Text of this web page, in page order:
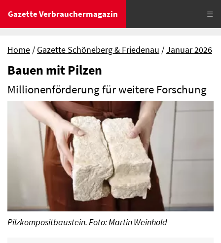
Gazette Verbrauchermagazin ☰
Home Gazette Schöneberg & Friedenau Januar 2026
Bauen mit Pilzen
Millionenförderung für weitere Forschung
Pilzkompositbaustein. Foto: Martin Weinhold